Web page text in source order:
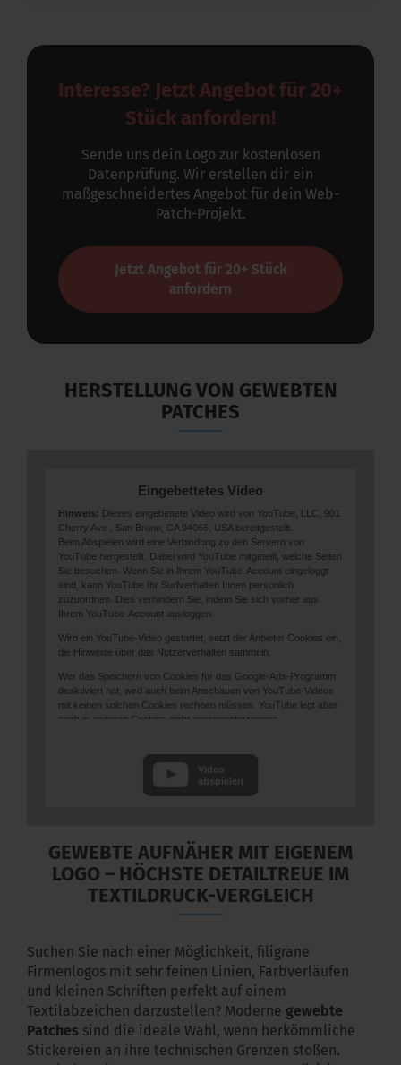
Interesse? Jetzt Angebot für 20+
Stück anfordern!
Sende uns dein Logo zur kostenlosen
Datenprüfung. Wir erstellen dir ein
maßgeschneidertes Angebot für dein Web-
Patch-Projekt.
Jetzt Angebot für 20+ Stück
anfordern
HERSTELLUNG VON GEWEBTEN
PATCHES
Eingebettetes Video
Hinweis: Dieses eingebettete Video wird von YouTube, LLC, 901
Cherry Ave., San Bruno, CA 94066, USA bereitgestellt.
Beim Abspielen wird eine Verbindung zu den Servern von
YouTube hergestellt. Dabei wird YouTube mitgeteilt, welche Seiten
Sie besuchen. Wenn Sie in Ihrem YouTube-Account eingeloggt
sind, kann YouTube Ihr Surfverhalten Ihnen persönlich
zuzuordnen. Dies verhindern Sie, indem Sie sich vorher aus
Ihrem YouTube-Account ausloggen.
Wird ein YouTube-Video gestartet, setzt der Anbieter Cookies ein,
die Hinweise über das Nutzerverhalten sammeln.
Wer das Speichern von Cookies für das Google-Ads-Programm
deaktiviert hat, wird auch beim Anschauen von YouTube-Videos
mit keinen solchen Cookies rechnen müssen. YouTube legt aber
auch in anderen Cookies nicht-personenbezogene
Weitere Informationen zum Datenschutz bei „YouTube“ finden Sie
in der Datenschutzerklärung des Anbieters unter:
Video
abspielen
GEWEBTE AUFNÄHER MIT EIGENEM
LOGO – HÖCHSTE DETAILTREUE IM
TEXTILDRUCK-VERGLEICH
Suchen Sie nach einer Möglichkeit, filigrane
Firmenlogos mit sehr feinen Linien, Farbverläufen
und kleinen Schriften perfekt auf einem
Textilabzeichen darzustellen? Moderne gewebte
Patches sind die ideale Wahl, wenn herkömmliche
Stickereien an ihre technischen Grenzen stoßen.